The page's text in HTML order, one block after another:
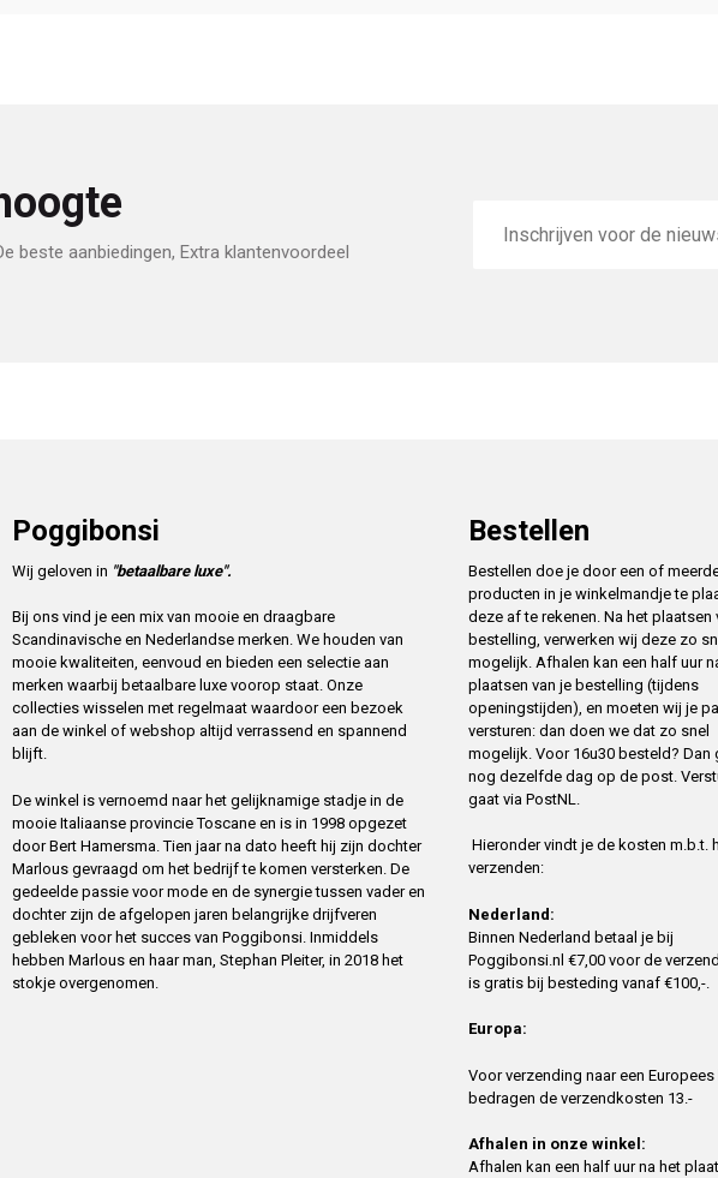
beste aanbiedingen, Extra klantenvoordeel
mailadres
Poggibonsi
Wij geloven in "betaalbare luxe".
Bij ons vind je een mix van mooie en draagbare
Scandinavische en Nederlandse merken. We houden van
mooie kwaliteiten, eenvoud en bieden een selectie aan
merken waarbij betaalbare luxe voorop staat. Onze
collecties wisselen met regelmaat waardoor een bezoek
aan de winkel of webshop altijd verrassend en spannend
blijft.
De winkel is vernoemd naar het gelijknamige stadje in de
mooie Italiaanse provincie Toscane en is in 1998 opgezet
door Bert Hamersma. Tien jaar na dato heeft hij zijn dochter
Marlous gevraagd om het bedrijf te komen versterken. De
gedeelde passie voor mode en de synergie tussen vader en
dochter zijn de afgelopen jaren belangrijke drijfveren
gebleken voor het succes van Poggibonsi. Inmiddels
hebben Marlous en haar man, Stephan Pleiter, in 2018 het
stokje overgenomen.
Bestellen
Bestellen doe je door een of
producten in je winkelmandje te
deze af te rekenen. Na het plaatsen
bestelling, verwerken wij deze zo
mogelijk. Afhalen kan een half uur
plaatsen van je bestelling (tijdens
openingstijden), en moeten wij je
versturen: dan doen we dat zo snel
mogelijk. Voor 16u30 besteld? Dan
nog dezelfde dag op de post.
gaat via PostNL.
Hieronder vindt je de kosten m.b.t.
verzenden:
Nederland:
Binnen Nederland betaal je bij
Poggibonsi.nl €7,00 voor de
is gratis bij besteding vanaf €100,-.
Europa:
Voor verzending naar een Europees
bedragen de verzendkosten 13.-
Afhalen in onze winkel:
Afhalen kan een half uur na het